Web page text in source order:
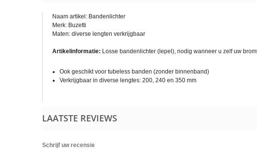
Naam artikel: Bandenlichter
Merk: Buzetti
Maten: diverse lengten verkrijgbaar
Artikelinformatie: Losse bandenlichter (lepel), nodig wanneer u zelf uw
Ook geschikt voor tubeless banden (zonder binnenband)
Verkrijgbaar in diverse lengtes: 200, 240 en 350 mm
LAATSTE REVIEWS
Schrijf uw recensie